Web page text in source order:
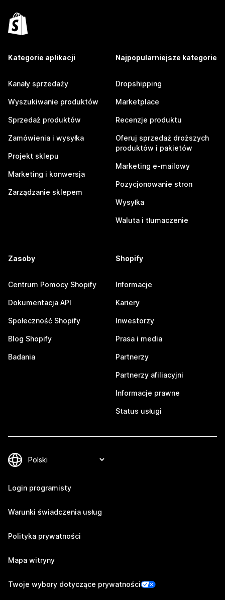
Kategorie aplikacji
Kanały sprzedaży
Wyszukiwanie produktów
Sprzedaż produktów
Zamówienia i wysyłka
Projekt sklepu
Marketing i konwersja
Zarządzanie sklepem
Najpopularniejsze kategorie
Dropshipping
Marketplace
Recenzje produktu
Oferuj sprzedaż droższych
produktów i pakietów
Marketing e-mailowy
Pozycjonowanie stron
Wysyłka
Waluta i tłumaczenie
Zasoby
Centrum Pomocy Shopify
Dokumentacja API
Społeczność Shopify
Blog Shopify
Badania
Shopify
Informacje
Kariery
Inwestorzy
Prasa i media
Partnerzy
Partnerzy afiliacyjni
Informacje prawne
Status usługi
Login programisty
Warunki świadczenia usług
Polityka prywatności
Mapa witryny
Twoje wybory dotyczące prywatności